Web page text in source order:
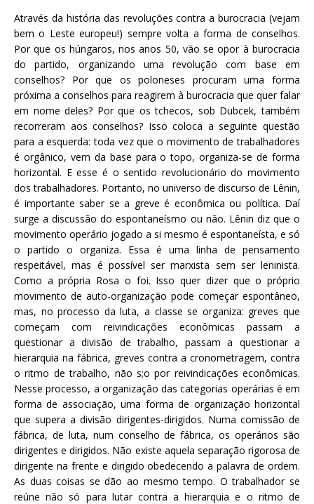
Através da história das revoluções contra a burocracia (vejam
bem o Leste europeu!) sempre volta a forma de conselhos.
Por que os húngaros, nos anos 50, vão se opor à burocracia
do partido, organizando uma revolução com base em
conselhos? Por que os poloneses procuram uma forma
próxima a conselhos para reagirem à burocracia que quer falar
em nome deles? Por que os tchecos, sob Dubcek, também
recorreram aos conselhos? Isso coloca a seguinte questão
para a esquerda: toda vez que o movimento de trabalhadores
é orgânico, vem da base para o topo, organiza-se de forma
horizontal. E esse é o sentido revolucionário do movimento
dos trabalhadores. Portanto, no universo de discurso de Lênin,
é importante saber se a greve é econômica ou política. Daí
surge a discussão do espontaneísmo ou não. Lênin diz que o
movimento operário jogado a si mesmo é espontaneísta, e só
o partido o organiza. Essa é uma linha de pensamento
respeitável, mas é possível ser marxista sem ser leninista.
Como a própria Rosa o foi. Isso quer dizer que o próprio
movimento de auto-organização pode começar espontâneo,
mas, no processo da luta, a classe se organiza: greves que
começam com reivindicações econômicas passam a
questionar a divisão de trabalho, passam a questionar a
hierarquia na fábrica, greves contra a cronometragem, contra
o ritmo de trabalho, não s;o por reivindicações econômicas.
Nesse processo, a organização das categorias operárias é em
forma de associação, uma forma de organização horizontal
que supera a divisão dirigentes-dirigidos. Numa comissão de
fábrica, de luta, num conselho de fábrica, os operários são
dirigentes e dirigidos. Não existe aquela separação rigorosa de
dirigente na frente e dirigido obedecendo a palavra de ordem.
As duas coisas se dão ao mesmo tempo. O trabalhador se
reúne não só para lutar contra a hierarquia e o ritmo de